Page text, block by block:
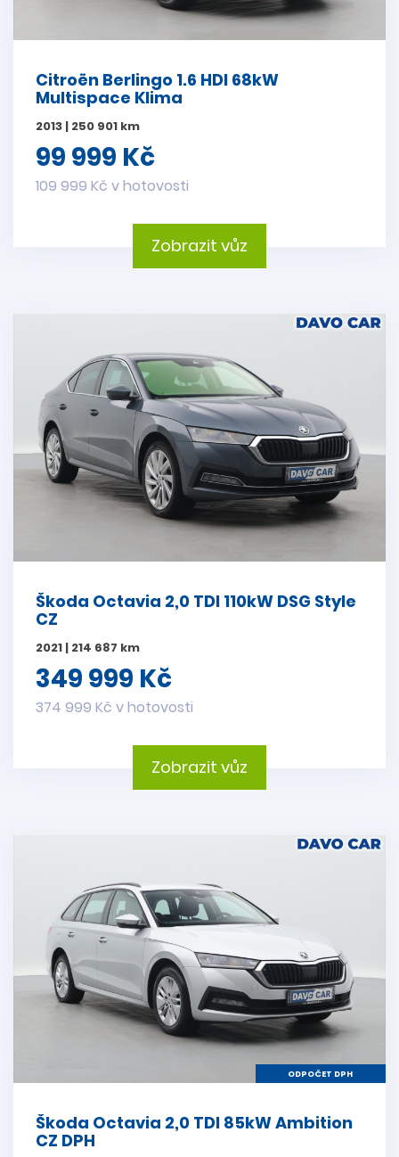
Citroën Berlingo 1.6 HDI 68kW
Multispace Klima
2013 | 250 901 km
99 999 Kč
109 999 Kč v hotovosti
Zobrazit vůz
Škoda Octavia 2,0 TDI 110kW DSG Style
CZ
2021 | 214 687 km
349 999 Kč
374 999 Kč v hotovosti
Zobrazit vůz
ODPOČET DPH
Škoda Octavia 2,0 TDI 85kW Ambition
CZ DPH